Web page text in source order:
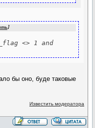
]
<> 1 and
бы оно, буде таковые
Известить модератора